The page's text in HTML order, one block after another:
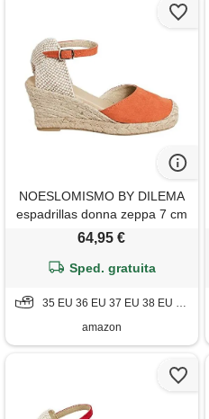
NOESLOMISMO BY DILEMA
espadrillas donna zeppa 7 cm
in camoscio - sandali chiusi
scarpe estive comode in juta
64,95 €
Sped. gratuita
35 EU 36 EU 37 EU 38 EU 41 EU
amazon